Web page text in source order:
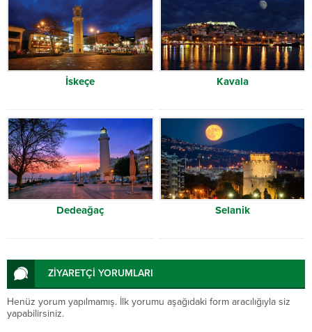
İskeçe Kavala
Dedeağaç Selanik
ZİYARETÇİ YORUMLARI
Henüz yorum yapılmamış. İlk yorumu aşağıdaki form aracılığıyla siz
yapabilirsiniz.